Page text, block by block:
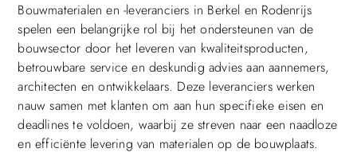
Bouwmaterialen en -leveranciers in Berkel en Rodenrijs
spelen een belangrijke rol bij het ondersteunen van de
bouwsector door het leveren van kwaliteitsproducten,
betrouwbare service en deskundig advies aan aannemers,
architecten en ontwikkelaars. Deze leveranciers werken
nauw samen met klanten om aan hun specifieke eisen en
deadlines te voldoen, waarbij ze streven naar een naadloze
en efficiënte levering van materialen op de bouwplaats.